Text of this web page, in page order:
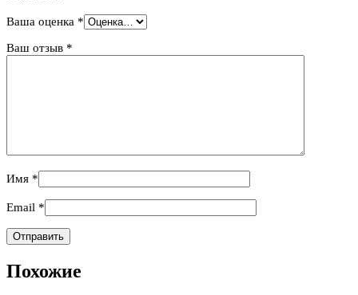
Ваша оценка *
Ваш отзыв *
Имя *
Email *
Похожие